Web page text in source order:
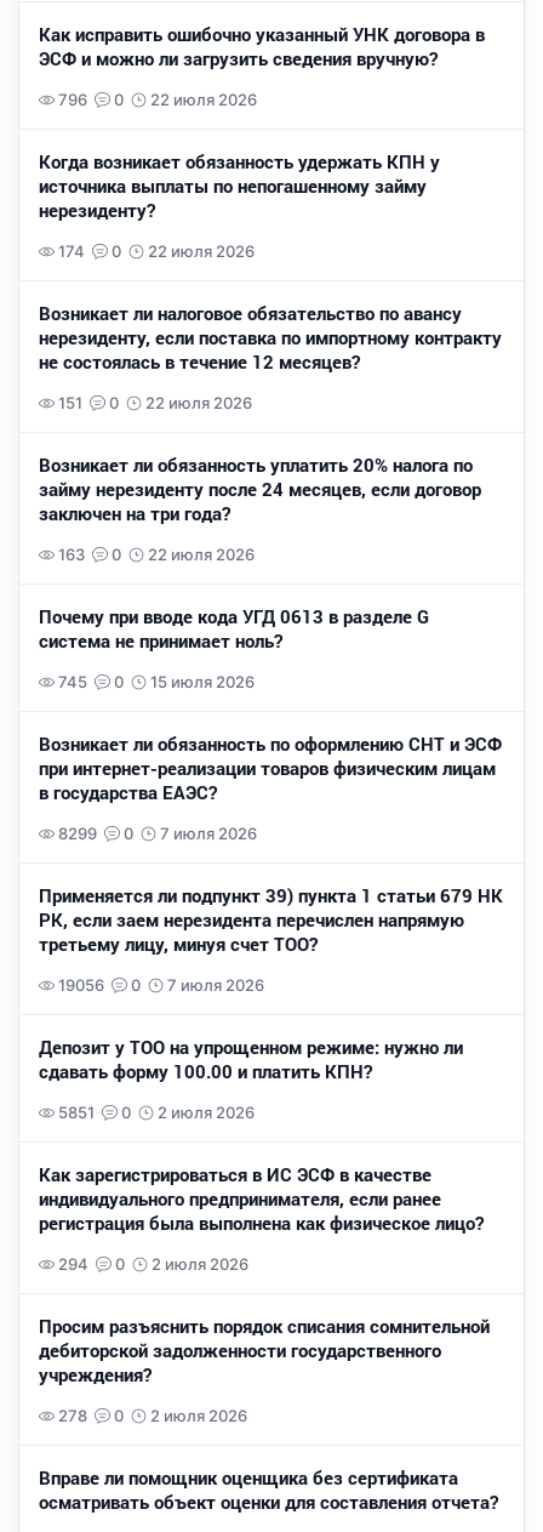
Как исправить ошибочно указанный УНК договора в
ЭСФ и можно ли загрузить сведения вручную?
796 0 22 июля 2026
Когда возникает обязанность удержать КПН у
источника выплаты по непогашенному займу
нерезиденту?
174 0 22 июля 2026
Возникает ли налоговое обязательство по авансу
нерезиденту, если поставка по импортному контракту
не состоялась в течение 12 месяцев?
151 0 22 июля 2026
Возникает ли обязанность уплатить 20% налога по
займу нерезиденту после 24 месяцев, если договор
заключен на три года?
163 0 22 июля 2026
Почему при вводе кода УГД 0613 в разделе G
система не принимает ноль?
745 0 15 июля 2026
Возникает ли обязанность по оформлению СНТ и ЭСФ
при интернет-реализации товаров физическим лицам
в государства ЕАЭС?
8299 0 7 июля 2026
Применяется ли подпункт 39) пункта 1 статьи 679 НК
РК, если заем нерезидента перечислен напрямую
третьему лицу, минуя счет ТОО?
19056 0 7 июля 2026
Депозит у ТОО на упрощенном режиме: нужно ли
сдавать форму 100.00 и платить КПН?
5851 0 2 июля 2026
Как зарегистрироваться в ИС ЭСФ в качестве
индивидуального предпринимателя, если ранее
регистрация была выполнена как физическое лицо?
294 0 2 июля 2026
Просим разъяснить порядок списания сомнительной
дебиторской задолженности государственного
учреждения?
278 0 2 июля 2026
Вправе ли помощник оценщика без сертификата
осматривать объект оценки для составления отчета?